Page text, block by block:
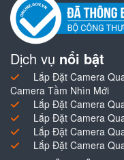
Dịch vụ nổi bật
Lắp Đặt Camera
Camera Tầm Nhìn Mới
Lắp Đặt Camera
Lắp Đặt Camera
Lắp Đặt Camera
Lắp Đặt Camera